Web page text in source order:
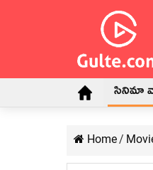
సినిమా
Home/